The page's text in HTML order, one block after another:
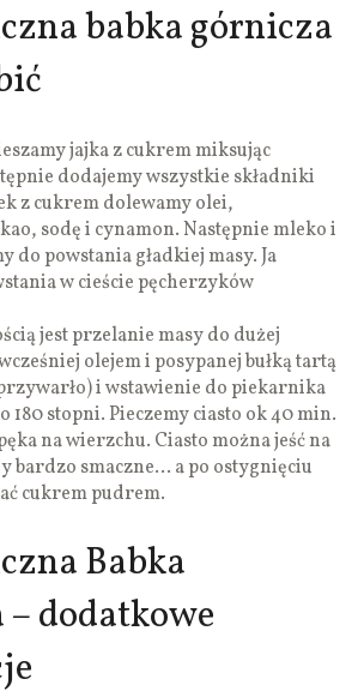
babka górnicza
jajka z cukrem miksując
dodajemy wszystkie składniki
z cukrem dolewamy olei,
sodę i cynamon. Następnie mleko i
do powstania gładkiej masy. Ja
w cieście pęcherzyków
jest przelanie masy do dużej
olejem i posypanej bułką tartą
i wstawienie do piekarnika
180 stopni. Pieczemy ciasto ok 40 min.
na wierzchu. Ciasto można jeść na
bardzo smaczne… a po ostygnięciu
cukrem pudrem.
Babka
dodatkowe